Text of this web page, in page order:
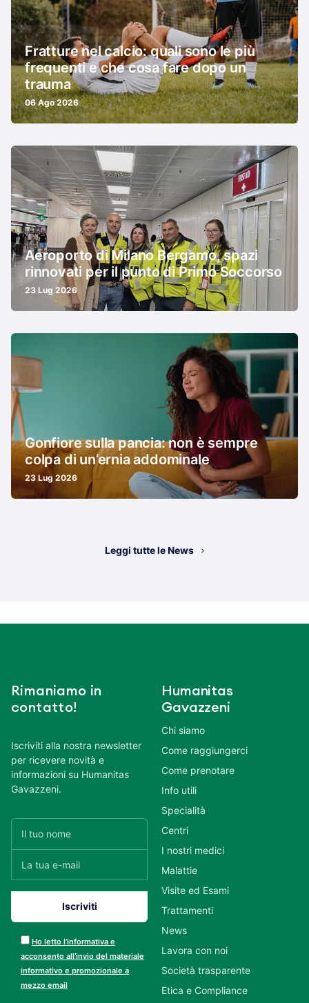
Fratture nel calcio: quali sono le più
frequenti e che cosa fare dopo un
trauma
06 Ago 2026
Aeroporto di Milano Bergamo, spazi
rinnovati per il punto di Primo Soccorso
23 Lug 2026
Gonfiore sulla pancia: non è sempre
colpa di un’ernia addominale
23 Lug 2026
Leggi tutte le News
Rimaniamo in
contatto!
Iscriviti alla nostra newsletter
per ricevere novità e
informazioni su Humanitas
Gavazzeni.
Ho letto l’informativa e
acconsento all’invio del materiale
informativo e promozionale a
mezzo email
Humanitas
Gavazzeni
Chi siamo
Come raggiungerci
Come prenotare
Info utili
Specialità
Centri
I nostri medici
Malattie
Visite ed Esami
Trattamenti
News
Lavora con noi
Società trasparente
Etica e Compliance